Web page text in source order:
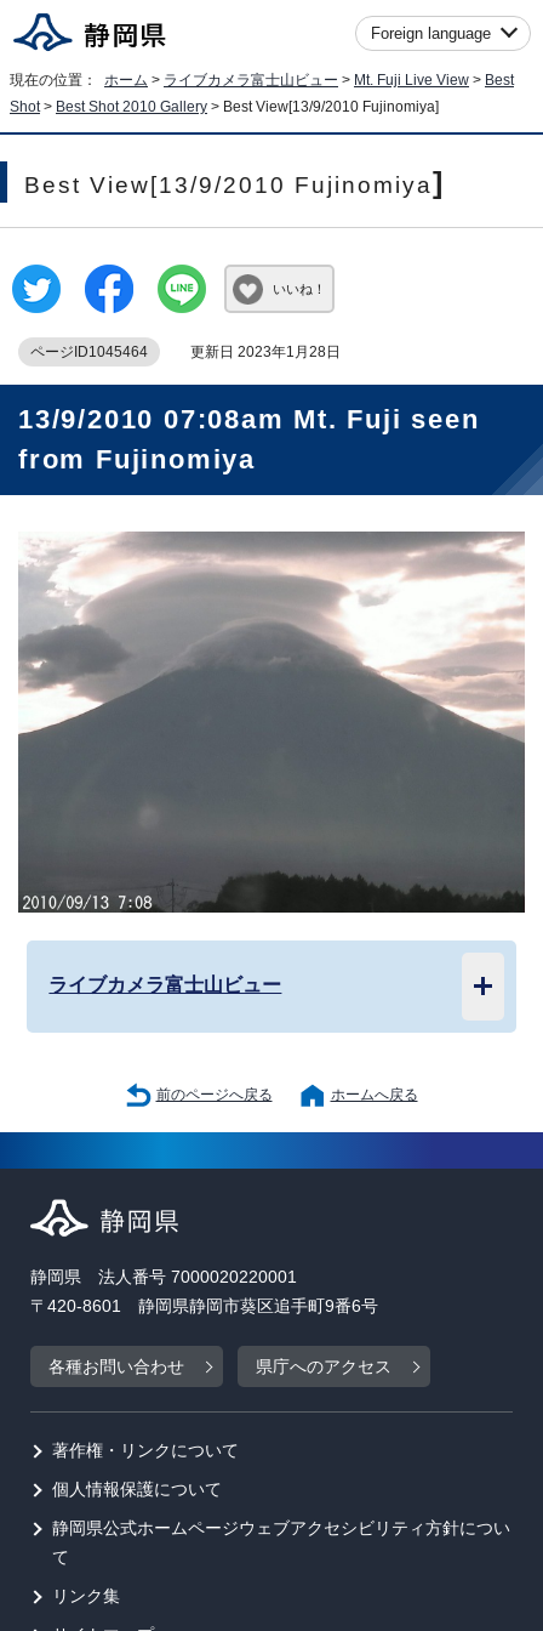
Foreign language
現在の位置： ホーム > ライブカメラ富士山ビュー > Mt. Fuji Live View > Best
Shot> Best Shot 2010 Gallery > Best View[13/9/2010 Fujinomiya]
Best View[13/9/2010 Fujinomiya]
いいね！
ページID1045464 更新日 2023年1月28日
13/9/2010 07:08am Mt. Fuji seen
from Fujinomiya
ライブカメラ富士山ビュー
前のページへ戻る ホームへ戻る
静岡県 法人番号 7000020220001
〒420-8601 静岡県静岡市葵区追手町9番6号
各種お問い合わせ 県庁へのアクセス
著作権・リンクについて
個人情報保護について
静岡県公式ホームページウェブアクセシビリティ方針につい
て
リンク集